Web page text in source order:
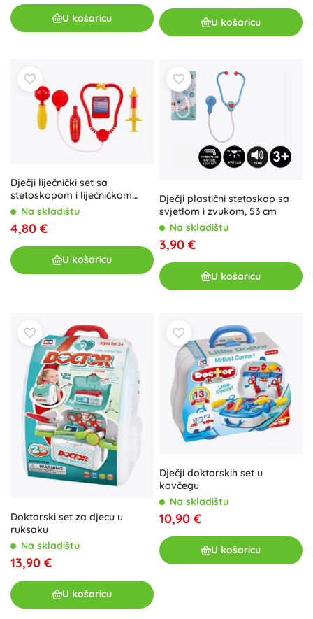
U košaricu U košaricu
Dječji liječnički set sa
stetoskopom i liječničkom
torbom
Na skladištu
4,80 €
U košaricu
Dječji plastični stetoskop sa
svjetlom i zvukom, 53 cm
Na skladištu
3,90 €
U košaricu
Doktorski set za djecu u
ruksaku
Na skladištu
13,90 €
U košaricu
Dječji doktorskih set u
kovčegu
Na skladištu
10,90 €
U košaricu